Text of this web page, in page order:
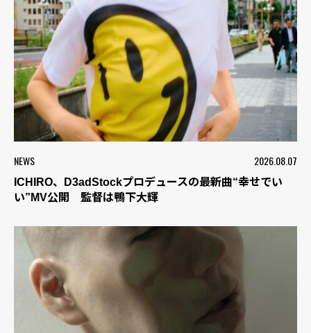
NEWS 2026.08.07
ICHIRO、D3adStockプロデュースの最新曲“幸せでい
い”MV公開 監督は鴨下大輝